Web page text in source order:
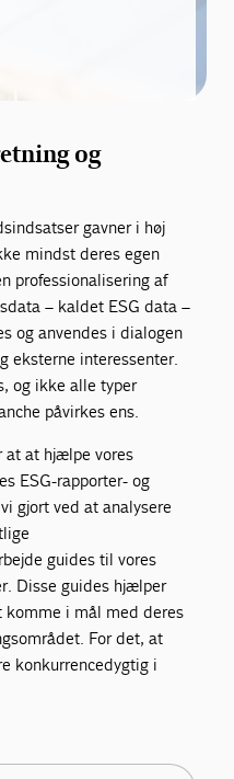
og
gavner i høj
mindst deres egen
professionalisering af
– kaldet ESG data –
og anvendes i dialogen
interessenter.
og ikke alle typer
påvirkes ens.
at at hjælpe vores
ESG-rapporter- og
gjort ved at analysere
guides til vores
Disse guides hjælper
komme i mål med deres
For det, at
konkurrencedygtig i